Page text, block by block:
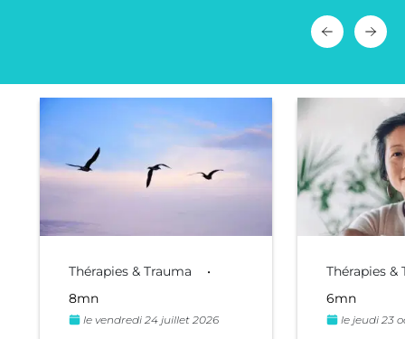
Thérapies & Trauma
•
8mn
le vendredi 24 juillet 2026
Thérapies &
6mn
le jeudi 23